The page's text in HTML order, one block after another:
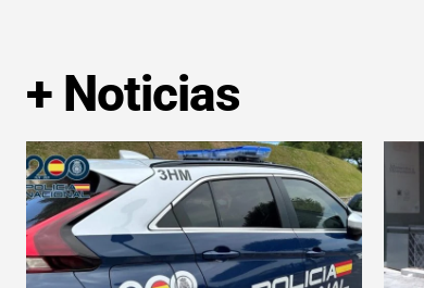
+ Noticias